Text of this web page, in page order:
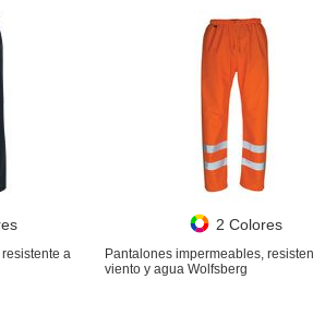
a
2 Colores
Pantalones impermeables,
viento y agua Wolfsberg